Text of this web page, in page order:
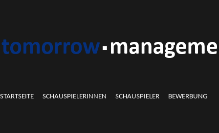
STARTSEITE SCHAUSPIELERINNEN SCHAUSPIELER BEWERBUNG